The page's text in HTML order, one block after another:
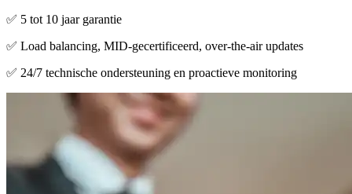
✅ 5 tot 10 jaar garantie
✅ Load balancing, MID-gecertificeerd, over-the-air updates
✅ 24/7 technische ondersteuning en proactieve monitoring